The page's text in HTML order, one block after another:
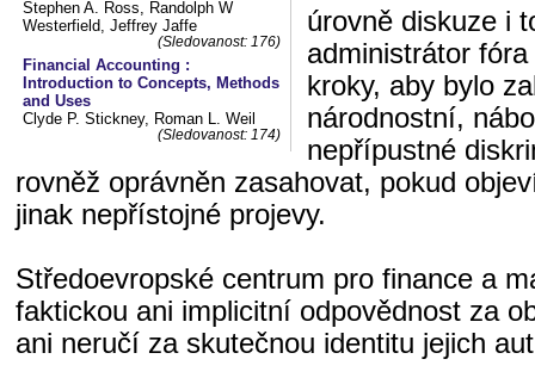
Stephen A. Ross, Randolph W
Westerfield, Jeffrey Jaffe
(Sledovanost: 176)
Financial Accounting :
Introduction to Concepts, Methods
and Uses
Clyde P. Stickney, Roman L. Weil
(Sledovanost: 174)
úrovně diskuze i
administrátor
kroky, aby bylo
národnostní,
nepřípustné
rovněž oprávněn zasahovat, pokud
jinak nepřístojné projevy.
Středoevropské centrum pro finance a
faktickou ani implicitní odpovědnost za
ani neručí za skutečnou identitu jejich